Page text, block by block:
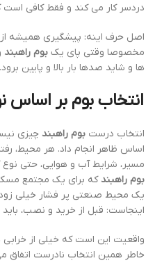
دردسر کار می کند و فقط کافی
اصل حرف اینه: پیشگیری همیشه از
مخصوصا وقتی پای یک بوم راهبند
ها و شاید صدها بار بالا و پایین برود.
انتخاب بوم بر
انتخاب درست بوم راهبند چیزی
اساس ظاهر انجام داد. هر محیط،
مسیر، شرایط آب و هوایی، حتی نوع
بوم راهبند که برای یک مجتمع
یک محیط صنعتی پر فشار خیلی
اینجاست: قبل از خرید و نصب، باید
واقعیت این است که خیلی از
خاطر همین انتخاب نادرست اتفاق